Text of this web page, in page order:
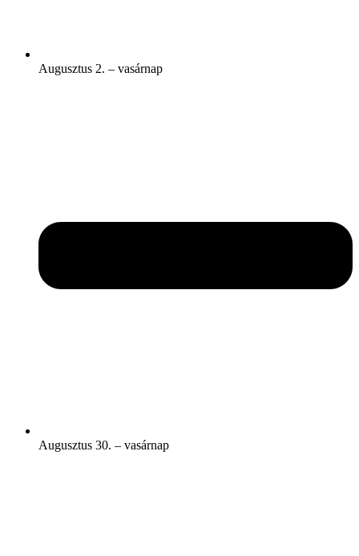
Augusztus 2. – vasárnap
Augusztus 30. – vasárnap